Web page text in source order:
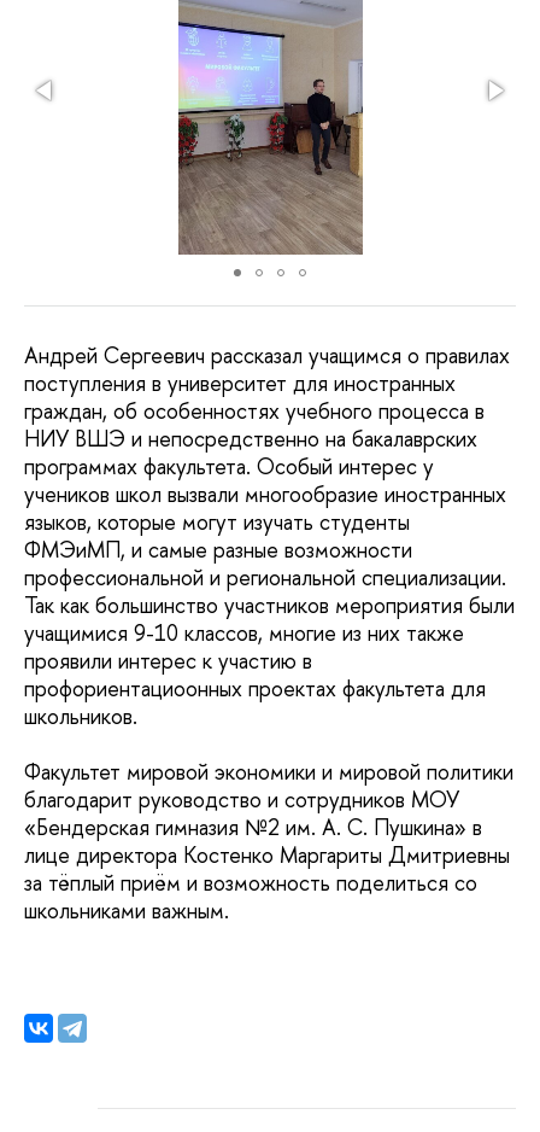
Андрей Сергеевич рассказал учащимся о правилах
поступления в университет для иностранных
граждан, об особенностях учебного процесса в
НИУ ВШЭ и непосредственно на бакалаврских
программах факультета. Особый интерес у
учеников школ вызвали многообразие иностранных
языков, которые могут изучать студенты
ФМЭиМП, и самые разные возможности
профессиональной и региональной специализации.
Так как большинство участников мероприятия были
учащимися 9-10 классов, многие из них также
проявили интерес к участию в
профориентациоонных проектах факультета для
школьников.
Факультет мировой экономики и мировой политики
благодарит руководство и сотрудников МОУ
«Бендерская гимназия №2 им. А. С. Пушкина» в
лице директора Костенко Маргариты Дмитриевны
за тёплый приём и возможность поделиться со
школьниками важным.